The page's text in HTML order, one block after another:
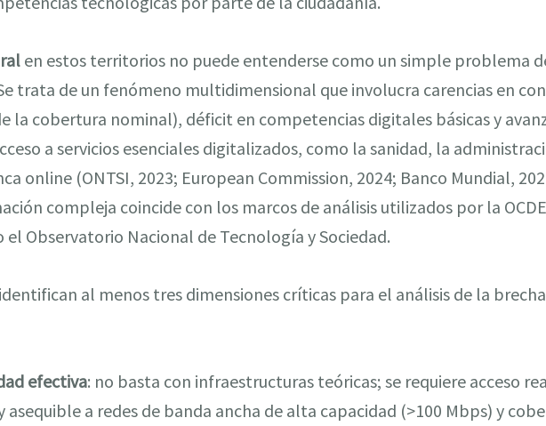
en estos territorios no puede entenderse como un simple problema
trata de un fenómeno multidimensional que involucra carencias en
la cobertura nominal), déficit en competencias digitales básicas y
a servicios esenciales digitalizados, como la sanidad, la
online (ONTSI, 2023; European Commission, 2024; Banco Mundial,
compleja coincide con los marcos de análisis utilizados por la
el Observatorio Nacional de Tecnología y Sociedad.
al menos tres dimensiones críticas para el análisis de la
efectiva: no basta con infraestructuras teóricas; se requiere acceso
asequible a redes de banda ancha de alta capacidad (>100 Mbps) y